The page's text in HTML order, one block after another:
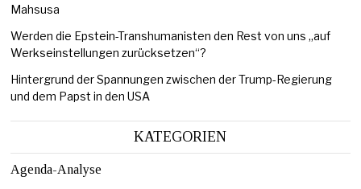
Mahsusa
Werden die Epstein-Transhumanisten den Rest von uns „auf
Werkseinstellungen zurücksetzen“?
Hintergrund der Spannungen zwischen der Trump-Regierung
und dem Papst in den USA
KATEGORIEN
Agenda-Analyse